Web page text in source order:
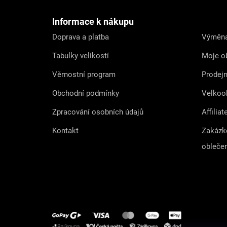
Informace k nákupu
Doprava a platba
Tabulky velikostí
Věrnostní program
Obchodní podmínky
Zpracování osobních údajů
Kontakt
Moje